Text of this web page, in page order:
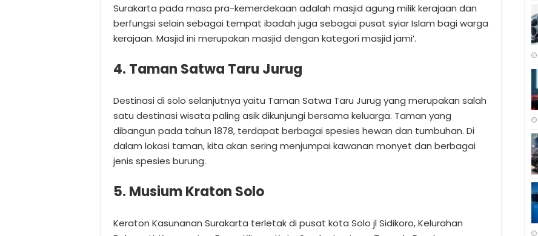
Surakarta pada masa pra-kemerdekaan adalah masjid agung milik kerajaan dan
berfungsi selain sebagai tempat ibadah juga sebagai pusat syiar Islam bagi warga
kerajaan. Masjid ini merupakan masjid dengan kategori masjid jami’.
4. Taman Satwa Taru Jurug
Destinasi di solo selanjutnya yaitu Taman Satwa Taru Jurug yang merupakan salah
satu destinasi wisata paling asik dikunjungi bersama keluarga. Taman yang
dibangun pada tahun 1878, terdapat berbagai spesies hewan dan tumbuhan. Di
dalam lokasi taman, kita akan sering menjumpai kawanan monyet dan berbagai
jenis spesies burung.
5. Musium Kraton Solo
Keraton Kasunanan Surakarta terletak di pusat kota Solo jl Sidikoro, Kelurahan